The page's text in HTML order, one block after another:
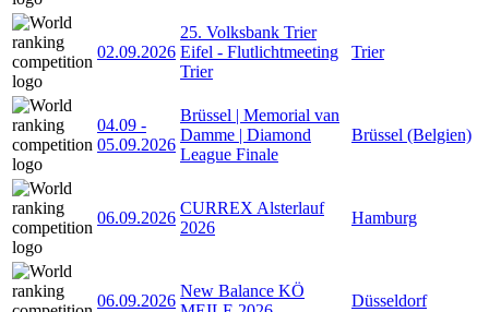
02.09.2026
25. Volksbank Trier
Eifel - Flutlichtmeeting
Trier
Trier
04.09 -
05.09.2026
Brüssel | Memorial van
Damme | Diamond
League Finale
Brüssel (Belgien)
06.09.2026
CURREX Alsterlauf
2026
Hamburg
06.09.2026
New Balance KÖ
Düsseldorf